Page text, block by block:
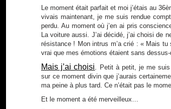
Le moment était parfait et moi j’étais au
vivais maintenant, je me suis rendue
perdu. Au moment où j’en ai pris
La voiture aussi. J’ai décidé, j’ai choisi de
résistance ! Mon intrus m’a crié : « Mais
vrai que mes émotions étaient sans
Mais j’ai choisi. Petit à petit, je me
sur ce moment divin que j’aurais
ma peine à plus tard. Ce n’était pas le
Et le moment a été merveilleux…